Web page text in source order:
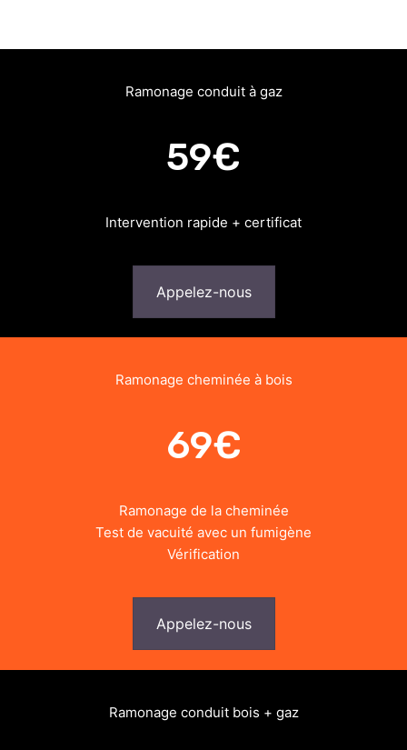
Ramonage conduit à gaz
59€
Intervention rapide + certificat
Appelez-nous
Ramonage cheminée à bois
69€
Ramonage de la cheminée
Test de vacuité avec un fumigène
Vérification
Appelez-nous
Ramonage conduit bois + gaz